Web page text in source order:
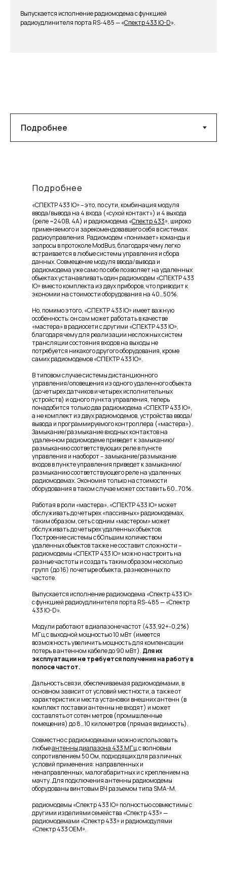
Выпускается исполнение радиомодема с функцией
радиоудлинителя порта RS-485 —«Спектр 433 IO-D».
Габариты
433 DIN V2
Подробнее
«СПЕКТР 433 IO» – это, по сути, комбинация модуля
ввода/вывода на 4 входа («сухой контакт») и 4 выхода
(реле ~240В, 4А) и радиомодема «Спектр 433», широко
применяемого и зарекомендовавшего себя в системах
радиоуправления. Радиомодем «понимает» команды и
запросы в протоколе ModBus, благодаря чему легко
встраивается в любые системы управления и сбора
данных. Совмещение модуля ввода/вывода и
радиомодема уже само по себе позволяет на удаленных
объектах устанавливать один радиомодем «СПЕКТР 433
IO» вместо комплекта из двух приборов, что приводит к
экономии на стоимости оборудования на 40…50%.
Но, помимо этого, «СПЕКТР 433 IO» имеет важную
особенность: он сам может работать в качестве
«мастера» в радиосети с другими «СПЕКТР 433 IO»,
благодаря чему для реализации несложных систем
трансляции состояния входов на выходы не
потребуется никакого другого оборудования, кроме
самих радиомодемов «СПЕКТР 433 IO».
В типовом случае системы дистанционного
управления/оповещения из одного удаленного объекта
(до четырех датчиков и четырех исполнительных
устройств) и одного пункта управления, теперь
понадобится только два радиомодема «СПЕКТР 433 IO»,
а не комплект из двух радиомодемов, устройства ввода/
вывода и программируемого контроллера («мастера»).
Замыкание/размыкание входных контактов на
удаленном радиомодеме приведет к замыканию/
размыканию соответствующих реле в пункте
управления и наоборот – замыкание/размыкание
входов в пункте управления приведет к замыканию/
размыканию соответствующего реле на удаленных
радиомодемах. Экономия только на стоимости
оборудования в таком случае может составить 60…70%.
Работая в роли «мастера», «СПЕКТР 433 IO» может
обслуживать до четырех «пассивных» радиомодемах,
таким образом, сеть с одним «мастером» может
обслуживать до четырех удаленных объектов.
Построение системы с бОльшим количеством
удаленных объектов также не составит сложности –
радиомодемы «СПЕКТР 433 IO» можно настроить на
разные частоты и создать таким образом несколько
групп (до 16) по четыре объекта, разнесенных по
частоте.
Выпускается исполнение радиомодема «Спектр 433 IO»
с функцией радиоудлинителя порта RS-485 — «Спектр
433 IO-D».
Модули работают в диапазоне частот (433,92+-0,2%)
МГц с выходной мощностью 10 мВт (имеется
возможность увеличить мощность для компенсации
потерь в антенном кабеле до 90 мВт). Для их
эксплуатации не требуется получения на работу в
полосе частот.
Дальность связи, обеспечиваемая радиомодемами, в
основном зависит от условий местности, а также от
характеристик и места установки внешних антенн (в
комплект поставки антенны не входят) и может
составлять от сотен метров (промышленные
помещения) до 8…10 километров (прямая видимость).
Совместно с радиомодемами можно использовать
любыеантенны диапазона 433 МГцс волновым
сопротивлением 50 Ом, подходящих для различных
условий применения: направленных и
ненаправленных, малогабаритных и с креплением на
мачту. Для подключения антенны радиомодемы
оборудованы винтовым ВЧ разъемом типа SMA-M.
радиомодемы «Спектр 433 IO» полностью совместимы с
другими изделиями семейства «Спектр 433» —
радиомодемами «Спектр 433» и радиомодулями
«Спектр 433 OEM».